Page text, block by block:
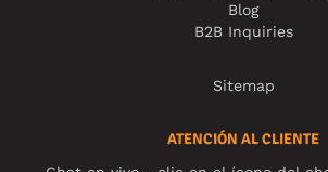
Blog
B2B Inquiries
Sitemap
ATENCIÓN AL CLIENTE